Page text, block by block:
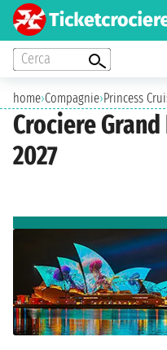
Cerca
home›Compagnie›Princess
Crociere
2027